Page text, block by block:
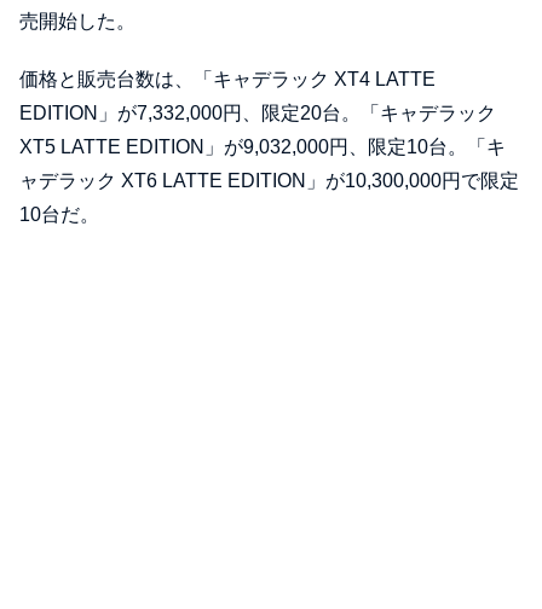
売開始した。
価格と販売台数は、「キャデラック XT4 LATTE
EDITION」が7,332,000円、限定20台。「キャデラック
XT5 LATTE EDITION」が9,032,000円、限定10台。「キ
ャデラック XT6 LATTE EDITION」が10,300,000円で限定
10台だ。